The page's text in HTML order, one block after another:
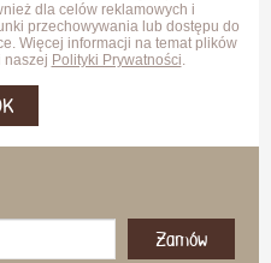
dla celów reklamowych i
przechowywania lub dostępu do
Więcej informacji na temat plików
naszej Polityki Prywatności.
Zamów